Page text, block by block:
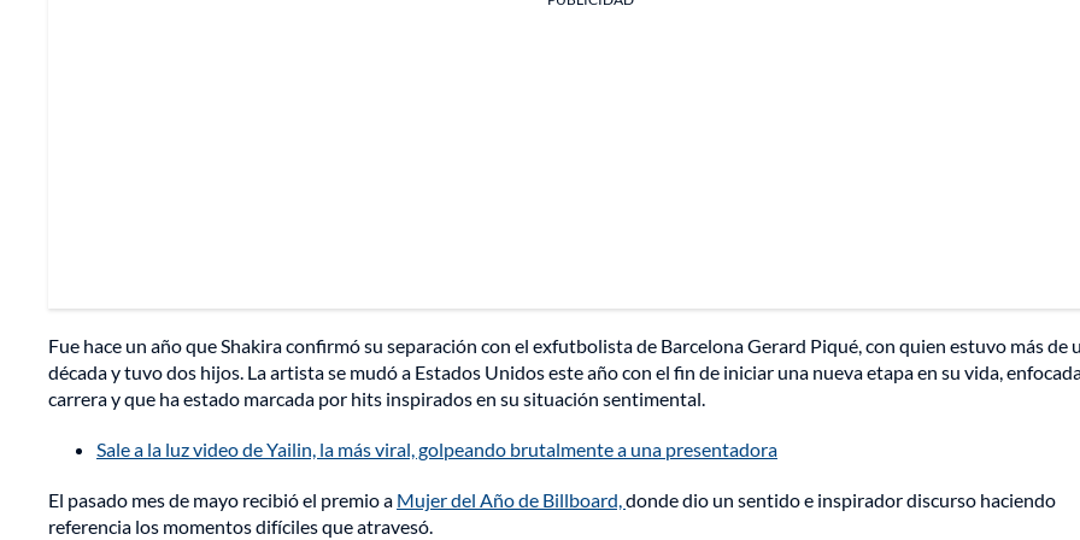
Fue hace un año que Shakira confirmó su separación con el exfutbolista de Barcelona Gerard Piqué, con quien estuvo más de
década y tuvo dos hijos. La artista se mudó a Estados Unidos este año con el fin de iniciar una nueva etapa en su vida,
carrera y que ha estado marcada por hits inspirados en su situación sentimental.
Sale a la luz video de Yailin, la más viral, golpeando brutalmente a una presentadora
El pasado mes de mayo recibió el premio a Mujer del Año de Billboard,donde dio un sentido e inspirador discurso haciendo
referencia los momentos difíciles que atravesó.